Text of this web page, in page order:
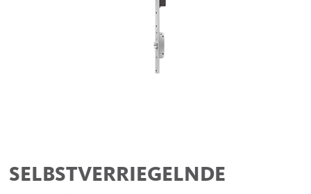
SELBSTVERRIEGELNDE